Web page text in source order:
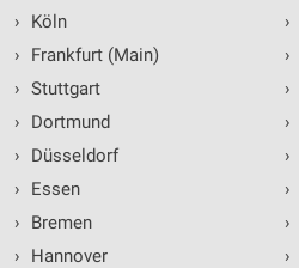
›
Köln
›
Frankfurt (Main)
› Stuttgart
›
Dortmund
›
Düsseldorf
›
Essen
›
Bremen
›
Hannover
›
›
›
›
›
›
›
›